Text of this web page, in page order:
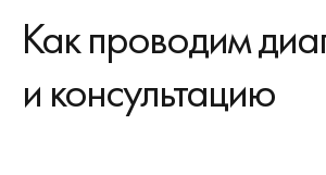
Как проводим
и консультацию